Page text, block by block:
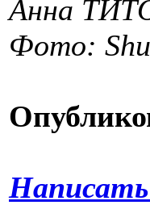
Анна
Фото: